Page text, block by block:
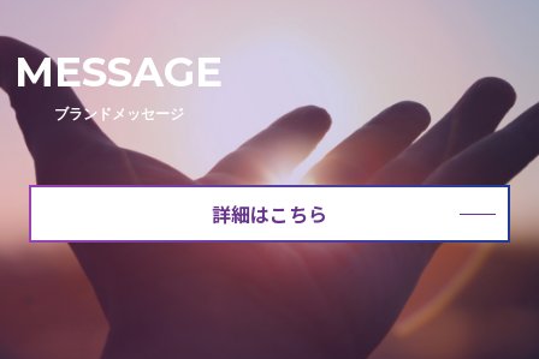
MESSAGE
ブランドメッセージ
詳細はこちら